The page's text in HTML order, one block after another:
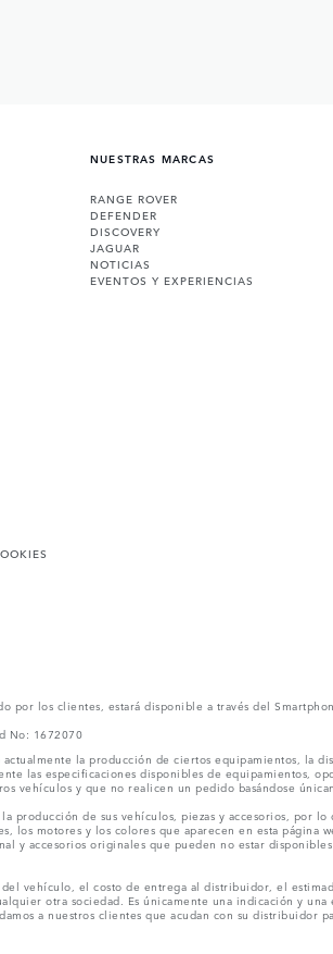
NUESTRAS MARCAS
RANGE ROVER
DEFENDER
DISCOVERY
JAGUAR
NOTICIAS
EVENTOS Y EXPERIENCIAS
los clientes, estará disponible a través del
No: 1672070
actualmente la producción de ciertos equipamientos, la
las especificaciones disponibles de equipamientos,
y que no realicen un pedido basándose
producción de sus vehículos, piezas y accesorios, por
motores y los colores que aparecen en esta página
accesorios originales que pueden no estar
vehículo, el costo de entrega al distribuidor, el
otra sociedad. Es únicamente una indicación y
a nuestros clientes que acudan con su distribuidor